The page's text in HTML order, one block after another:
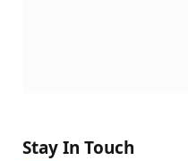
Stay In Touch